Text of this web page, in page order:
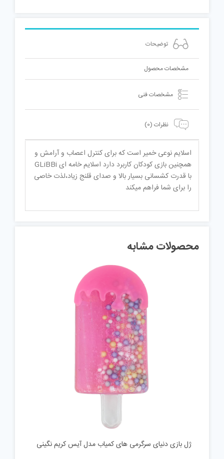
توضیحات
مشخصات محصول
مشخصات فنی
نظرات (0)
اسلایم نوعی خمیر است که برای کنترل اعصاب و آرامش و
همچنین بازی کودکان کاربرد دارد اسلایم خامه ای GLiBBi
با قدرت کشسانی بسیار بالا و صدای قلنج زیاد،لذت خاصی
را برای شما فراهم میکند
محصولات مشابه
ژل بازی دنیای سرگرمی های کمیاب مدل آیس کریم نگینی